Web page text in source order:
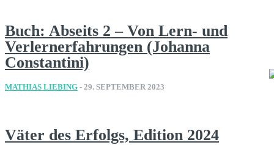
Buch: Abseits 2 – Von Lern- und
Verlernerfahrungen (Johanna
Constantini)
MATHIAS LIEBING - 29. SEPTEMBER 2023
Väter des Erfolgs, Edition 2024